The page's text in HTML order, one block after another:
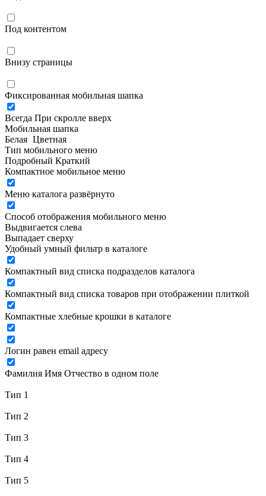
Под контентом
Внизу страницы
Фиксированная мобильная шапка
Всегда При скролле вверх
Мобильная шапка
Белая Цветная
Тип мобильного меню
Подробный Краткий
Компактное мобильное меню
Меню каталога развёрнуто
Способ отображения мобильного меню
Выдвигается слева
Выпадает сверху
Удобный умный фильтр в каталоге
Компактный вид списка подразделов каталога
Компактный вид списка товаров при отображении плиткой
Компактные хлебные крошки в каталоге
Логин равен email адресу
Фамилия Имя Отчество в одном поле
Тип 1
Тип 2
Тип 3
Тип 4
Тип 5